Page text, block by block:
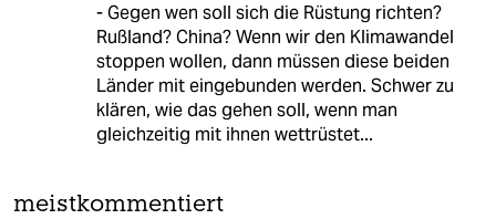
- Gegen wen soll sich die Rüstung richten?
Rußland? China? Wenn wir den Klimawandel
stoppen wollen, dann müssen diese beiden
Länder mit eingebunden werden. Schwer zu
klären, wie das gehen soll, wenn man
gleichzeitig mit ihnen wettrüstet...
meistkommentiert